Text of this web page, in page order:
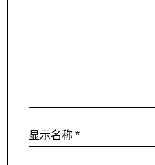
显示名称 *